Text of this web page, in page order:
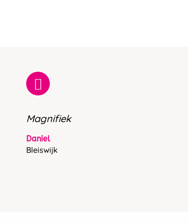
Magnifiek
Daniel
Bleiswijk